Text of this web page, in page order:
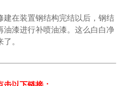
建在装置钢结构完结以后，钢结
油漆进行补喷油漆。这么白白净
。